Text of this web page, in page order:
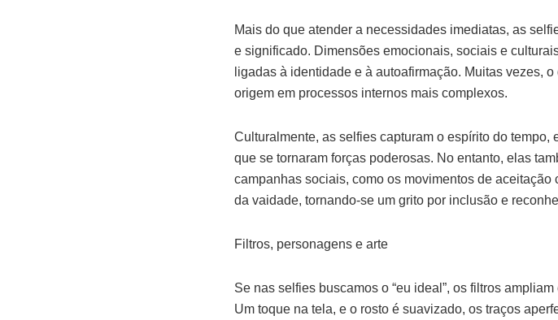
Mais do que atender a necessidades imediatas, as
e significado. Dimensões emocionais, sociais e
ligadas à identidade e à autoafirmação. Muitas vezes,
origem em processos internos mais complexos.
Culturalmente, as selfies capturam o espírito do
que se tornaram forças poderosas. No entanto, elas
campanhas sociais, como os movimentos de
da vaidade, tornando-se um grito por inclusão e
Filtros, personagens e arte
Se nas selfies buscamos o “eu ideal”, os filtros
Um toque na tela, e o rosto é suavizado, os traços